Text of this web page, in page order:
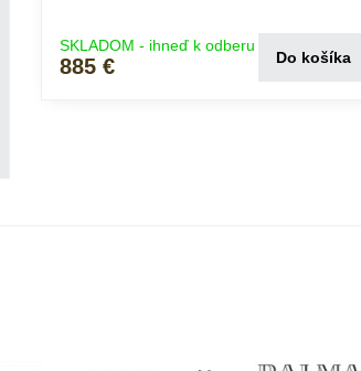
SKLADOM - ihneď k odberu
885 € Do košíka